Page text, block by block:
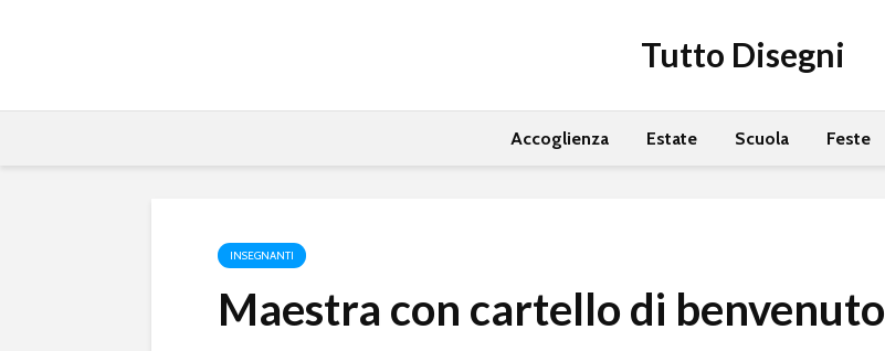
Tutto Disegni
Accoglienza Estate Scuola Feste
INSEGNANTI
Maestra con cartello di benvenuto